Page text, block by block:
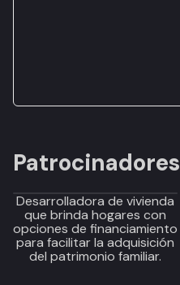
Patrocinadores
Desarrolladora de vivienda
que brinda hogares con
opciones de financiamiento
para facilitar la adquisición
del patrimonio familiar.